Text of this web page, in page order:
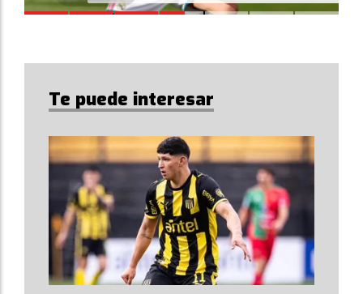
Te puede interesar